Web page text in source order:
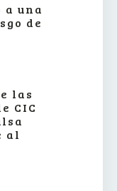
a una
de
las
CIC
al